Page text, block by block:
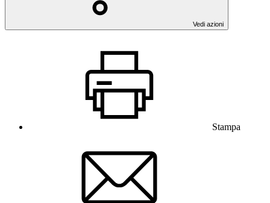
Vedi azioni
Stampa